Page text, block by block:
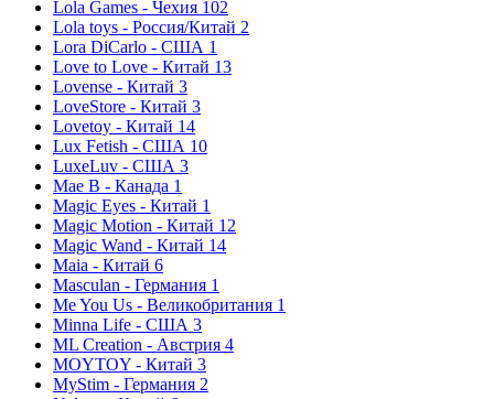
Lola Games - Чехия 102
Lola toys - Россия/Китай 2
Lora DiCarlo - США 1
Love to Love - Китай 13
Lovense - Китай 3
LoveStore - Китай 3
Lovetoy - Китай 14
Lux Fetish - США 10
LuxeLuv - США 3
Mae B - Канада 1
Magic Eyes - Китай 1
Magic Motion - Китай 12
Magic Wand - Китай 14
Maia - Китай 6
Masculan - Германия 1
Me You Us - Великобритания 1
Minna Life - США 3
ML Creation - Австрия 4
MOYTOY - Китай 3
MyStim - Германия 2